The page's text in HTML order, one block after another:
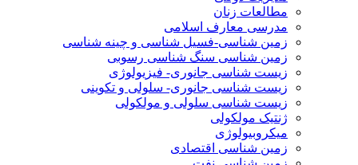
مطالعات زنان
مدرسی معارف اسلامی
زمین شناسی-فسیل شناسی و چینه شناسی
زمین شناسی سنگ شناسی رسوبی
زیست شناسی جانوری- فیزیولوژی
زیست شناسی جانوری- سلولی و تکوینی
زیست شناسی سلولی و مولکولی
ژنتیک مولکولی
میکروبیولوژی
زمین شناسی اقتصادی